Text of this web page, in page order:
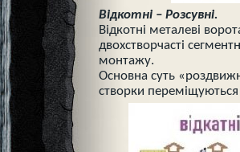
Відкотні – Розсувні.
Відкотні металеві
двохстворчасті
монтажу.
Основна суть
створки